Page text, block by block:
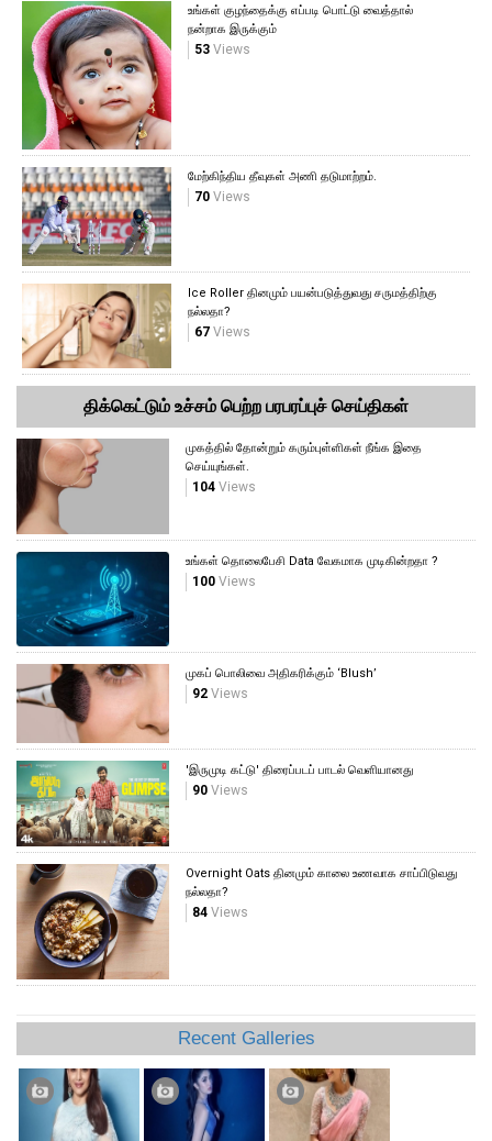
உங்கள் குழந்தைக்கு எப்படி பொட்டு வைத்தால்
நன்றாக இருக்கும்
53Views
மேற்கிந்திய தீவுகள் அணி தடுமாற்றம்.
70Views
Ice Roller தினமும் பயன்படுத்துவது சருமத்திற்கு
நல்லதா?
67Views
திக்கெட்டும் உச்சம் பெற்ற பரபரப்புச் செய்திகள்
முகத்தில் தோன்றும் கரும்புள்ளிகள் நீங்க இதை
செய்யுங்கள்.
104 Views
உங்கள் தொலைபேசி Data வேகமாக முடிகின்றதா ?
100 Views
முகப் பொலிவை அதிகரிக்கும் ‘Blush’
92 Views
'இருமுடி கட்டு' திரைப்படப் பாடல் வெளியானது
90 Views
Overnight Oats தினமும் காலை உணவாக சாப்பிடுவது
நல்லதா?
84 Views
Recent Galleries